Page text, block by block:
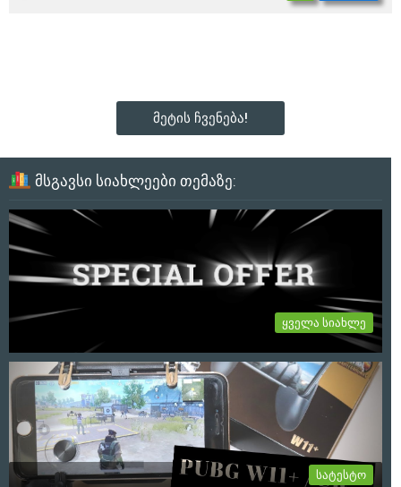
მეტის ჩვენება!
მსგავსი სიახლეები თემაზე:
ყველა სიახლე
იყიდება პროექტი ყვლა თავისი აქტივით
იყიდება პროექტი ყვლა თავისი აქტივით: Web Page:
Mobilegames.ge Facebook:...
6-02-2024, 12:44
სატესტო